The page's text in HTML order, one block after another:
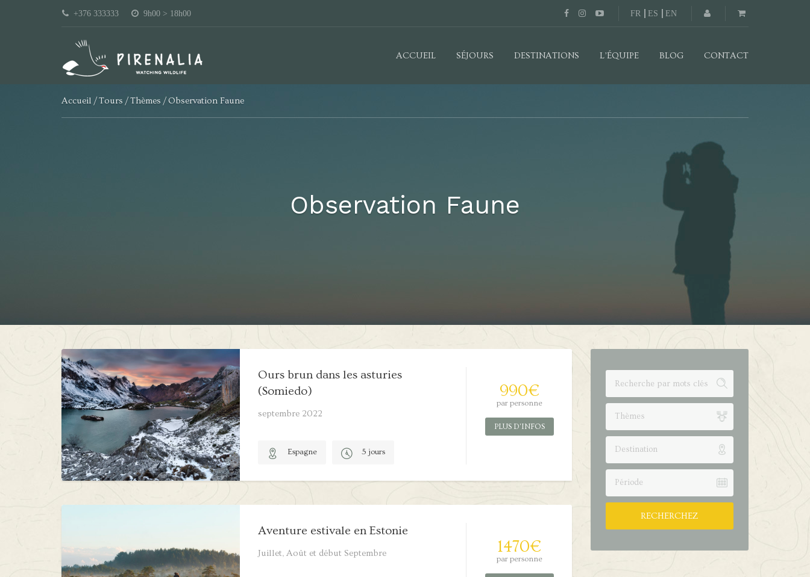
+376 333333 9h00 > 18h00 FR ES EN
ACCUEIL SÉJOURS DESTINATIONS L’ÉQUIPE BLOG CONTACT
Accueil Tours Thèmes Observation Faune
Observation Faune
Ours brun dans les asturies
(Somiedo)
septembre 2022
990€
par personne
PLUS D'INFOS
Espagne 5 jours
2/5
Aventure estivale en Estonie
Juillet, Août et début Septembre 1470€
par personne
Thèmes
Destination
Période
RECHERCHEZ